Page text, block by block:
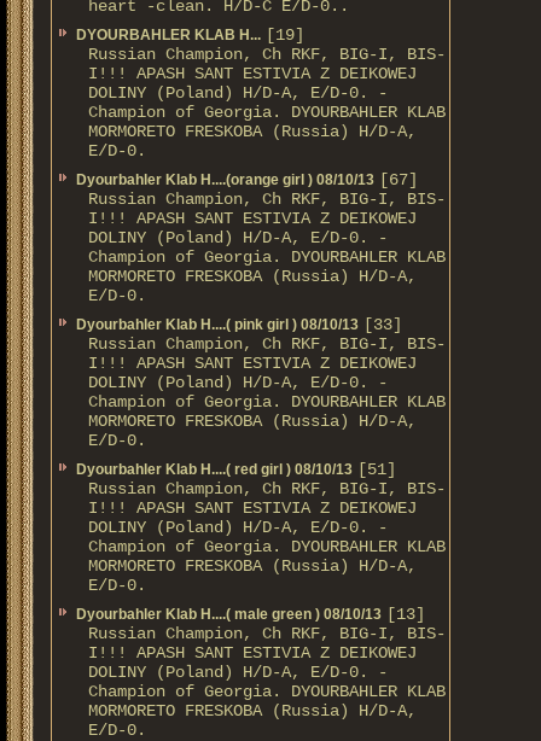
heart -clean. H/D-С E/D-0..
DYOURBAHLER KLAB Н... [19]
Russian Champion, Ch RKF, BIG-I, BIS-
I!!! APASH SANT ESTIVIA Z DEIKOWEJ
DOLINY (Poland) H/D-A, E/D-0. -
Champion of Georgia. DYOURBAHLER KLAB
MORMORETO FRESKOBA (Russia) H/D-A,
E/D-0.
Dyourbahler Klab H....(orange girl ) 08/10/13 [67]
Russian Champion, Ch RKF, BIG-I, BIS-
I!!! APASH SANT ESTIVIA Z DEIKOWEJ
DOLINY (Poland) H/D-A, E/D-0. -
Champion of Georgia. DYOURBAHLER KLAB
MORMORETO FRESKOBA (Russia) H/D-A,
E/D-0.
Dyourbahler Klab H....( pink girl ) 08/10/13 [33]
Russian Champion, Ch RKF, BIG-I, BIS-
I!!! APASH SANT ESTIVIA Z DEIKOWEJ
DOLINY (Poland) H/D-A, E/D-0. -
Champion of Georgia. DYOURBAHLER KLAB
MORMORETO FRESKOBA (Russia) H/D-A,
E/D-0.
Dyourbahler Klab H....( red girl ) 08/10/13 [51]
Russian Champion, Ch RKF, BIG-I, BIS-
I!!! APASH SANT ESTIVIA Z DEIKOWEJ
DOLINY (Poland) H/D-A, E/D-0. -
Champion of Georgia. DYOURBAHLER KLAB
MORMORETO FRESKOBA (Russia) H/D-A,
E/D-0.
Dyourbahler Klab H....( male green ) 08/10/13 [13]
Russian Champion, Ch RKF, BIG-I, BIS-
I!!! APASH SANT ESTIVIA Z DEIKOWEJ
DOLINY (Poland) H/D-A, E/D-0. -
Champion of Georgia. DYOURBAHLER KLAB
MORMORETO FRESKOBA (Russia) H/D-A,
E/D-0.